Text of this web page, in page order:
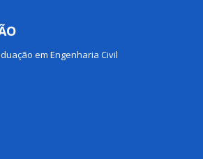
em Engenharia Civil